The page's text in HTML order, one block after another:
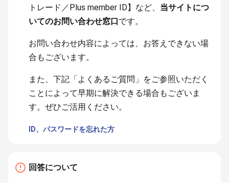
トレード／Plus member ID】など、 当サイトにつ
いてのお問い合わせ窓口です。
お問い合わせ内容によっては、お答えできない場
合もございます。
また、下記「よくあるご質問」をご参照いただく
ことによって早期に解決できる場合もございま
す。ぜひご活用ください。
ID、パスワードを忘れた方
回答について